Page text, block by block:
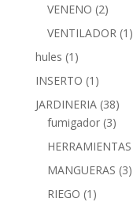
VENENO (2)
VENTILADOR (1)
hules (1)
INSERTO (1)
JARDINERIA (38)
fumigador (3)
HERRAMIENTAS
MANGUERAS (3)
RIEGO (1)